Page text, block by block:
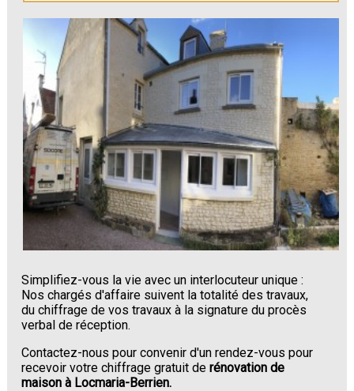
Simplifiez-vous la vie avec un interlocuteur unique :
Nos chargés d'affaire suivent la totalité des travaux,
du chiffrage de vos travaux à la signature du procès
verbal de réception.
Contactez-nous pour convenir d'un rendez-vous pour
recevoir votre chiffrage gratuit derénovation de
maison à Locmaria-Berrien.